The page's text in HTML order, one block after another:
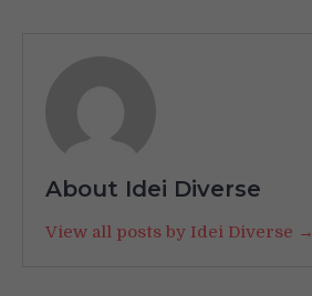
About Idei Diverse
View all posts by Idei Diverse →